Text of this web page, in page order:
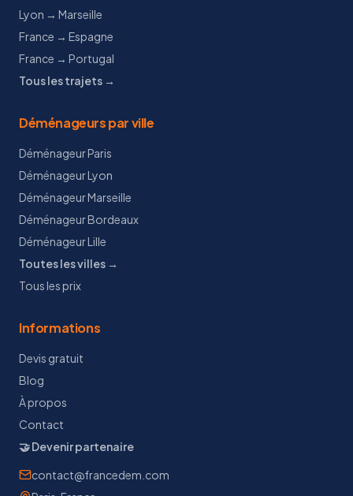
Lyon → Marseille
France → Espagne
France → Portugal
Tous les trajets →
Déménageurs par ville
Déménageur Paris
Déménageur Lyon
Déménageur Marseille
Déménageur Bordeaux
Déménageur Lille
Toutes les villes →
Tous les prix
Informations
Devis gratuit
Blog
À propos
Contact
🤝 Devenir partenaire
contact@francedem.com